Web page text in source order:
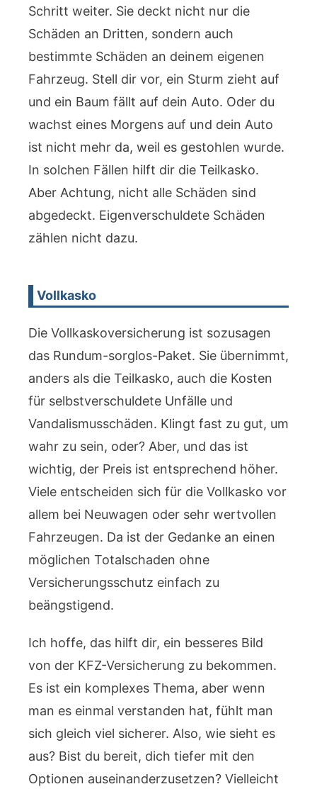
Schritt weiter. Sie deckt nicht nur die
Schäden an Dritten, sondern auch
bestimmte Schäden an deinem eigenen
Fahrzeug. Stell dir vor, ein Sturm zieht auf
und ein Baum fällt auf dein Auto. Oder du
wachst eines Morgens auf und dein Auto
ist nicht mehr da, weil es gestohlen wurde.
In solchen Fällen hilft dir die Teilkasko.
Aber Achtung, nicht alle Schäden sind
abgedeckt. Eigenverschuldete Schäden
zählen nicht dazu.
Vollkasko
Die Vollkaskoversicherung ist sozusagen
das Rundum-sorglos-Paket. Sie übernimmt,
anders als die Teilkasko, auch die Kosten
für selbstverschuldete Unfälle und
Vandalismusschäden. Klingt fast zu gut, um
wahr zu sein, oder? Aber, und das ist
wichtig, der Preis ist entsprechend höher.
Viele entscheiden sich für die Vollkasko vor
allem bei Neuwagen oder sehr wertvollen
Fahrzeugen. Da ist der Gedanke an einen
möglichen Totalschaden ohne
Versicherungsschutz einfach zu
beängstigend.
Ich hoffe, das hilft dir, ein besseres Bild
von der KFZ-Versicherung zu bekommen.
Es ist ein komplexes Thema, aber wenn
man es einmal verstanden hat, fühlt man
sich gleich viel sicherer. Also, wie sieht es
aus? Bist du bereit, dich tiefer mit den
Optionen auseinanderzusetzen? Vielleicht